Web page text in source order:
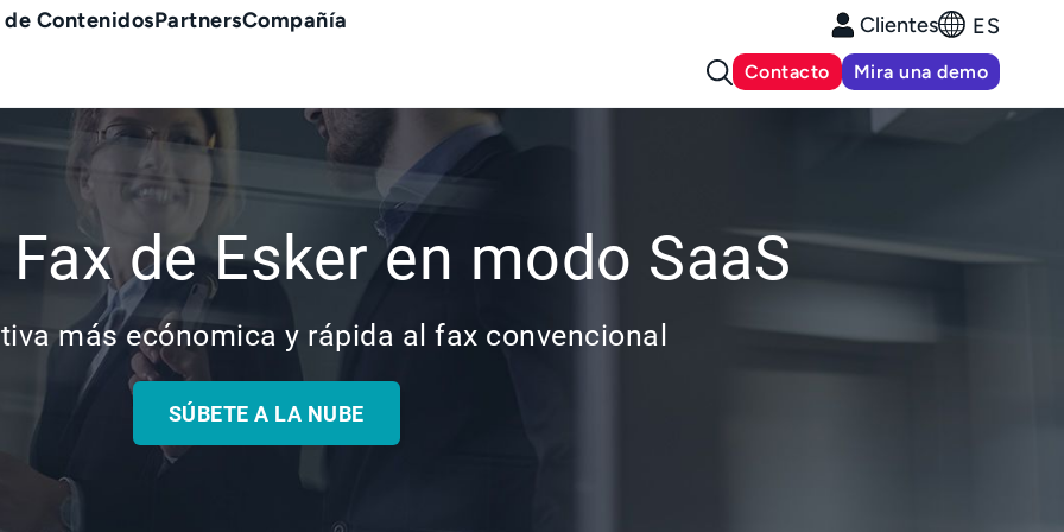
de ContenidosPartnersCompañía Clientes ES
Contacto Mira una demo
de Esker en modo SaaS
más ecónomica y rápida al fax convencional
SÚBETE A LA NUBE